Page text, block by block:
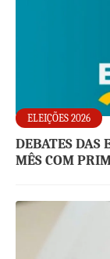
ELEIÇÕES 2026
DEBATES DAS
MÊS COM